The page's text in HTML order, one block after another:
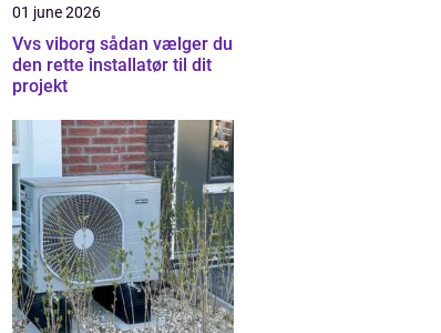
01 june 2026
Vvs viborg sådan vælger du
den rette installatør til dit
projekt